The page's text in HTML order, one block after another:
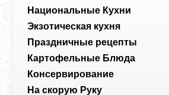
Национальные Кухни
Экзотическая кухня
Праздничные рецепты
Картофельные Блюда
Консервирование
На скорую Руку